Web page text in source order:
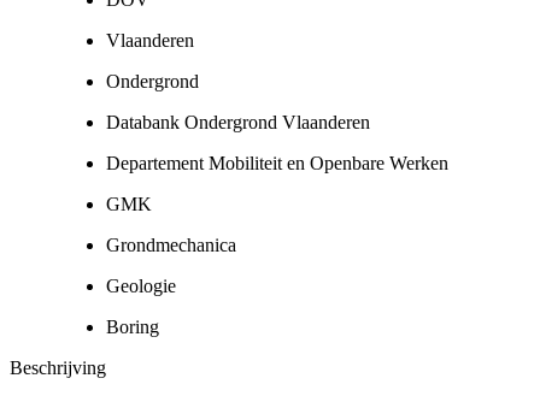
Vlaanderen
Ondergrond
Databank Ondergrond Vlaanderen
Departement Mobiliteit en Openbare Werken
GMK
Grondmechanica
Geologie
Boring
Beschrijving